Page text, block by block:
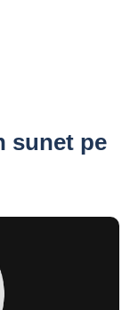
sunet pe